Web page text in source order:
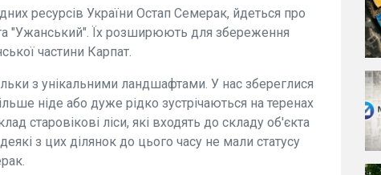
ресурсів України Остап Семерак, йдеться про
"Ужaнський". Їх розширюють для збереження
частини Карпат.
з унікальними ландшафтами. У нас збереглися
ніде або дуже рідко зустрічаються на теренах
старовікові ліси, які входять до склaду об'єктa
з цих ділянок до цього часу не мали статусу